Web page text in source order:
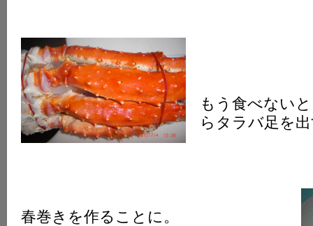
もう食べない
らタラバ足を
春巻きを作ることに。